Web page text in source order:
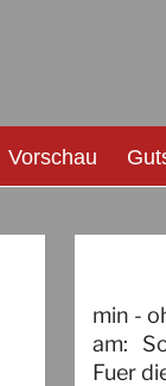
Vorschau
min -
am:
Fuer